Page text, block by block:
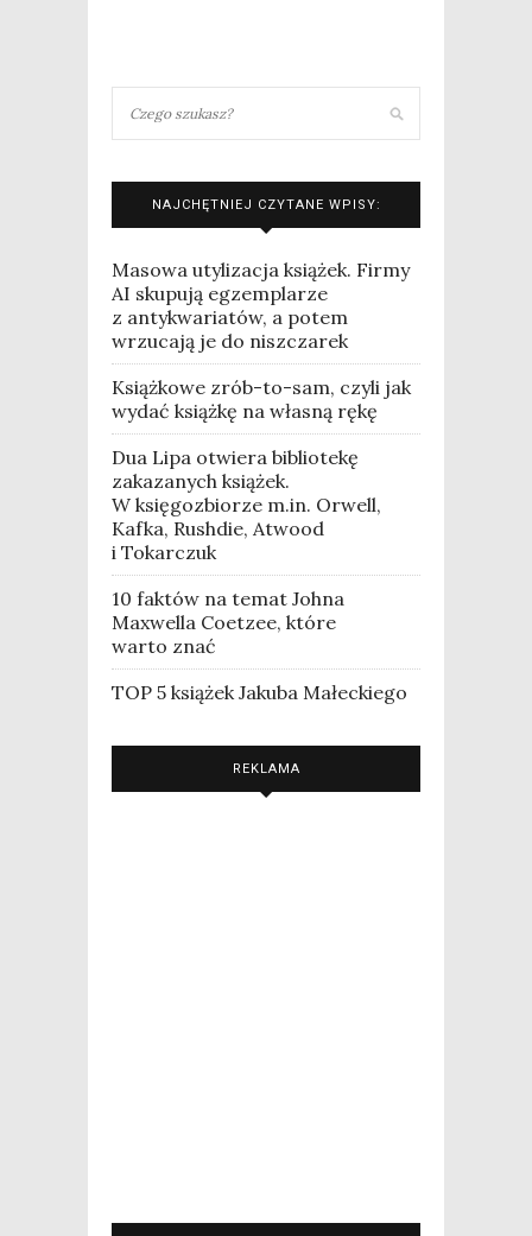
NAJCHĘTNIEJ CZYTANE WPISY:
Masowa utylizacja książek. Firmy
AI skupują egzemplarze
z antykwariatów, a potem
wrzucają je do niszczarek
Książkowe zrób-to-sam, czyli jak
wydać książkę na własną rękę
Dua Lipa otwiera bibliotekę
zakazanych książek.
W księgozbiorze m.in. Orwell,
Kafka, Rushdie, Atwood
i Tokarczuk
10 faktów na temat Johna
Maxwella Coetzee, które
warto znać
TOP 5 książek Jakuba Małeckiego
REKLAMA